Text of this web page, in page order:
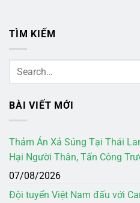
TÌM KIẾM
BÀI VIẾT MỚI
Thảm Án Xả Súng Tại Thái
Hại Người Thân, Tấn Công
07/08/2026
Đội tuyển Việt Nam đấu với